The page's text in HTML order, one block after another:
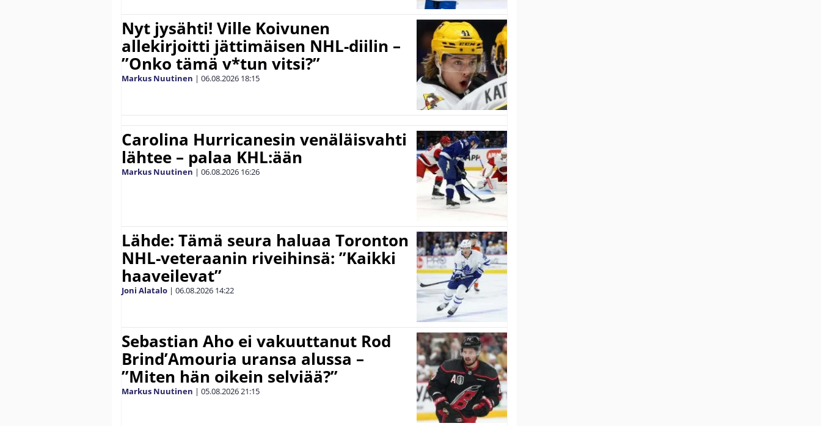
Nyt jysähti! Ville Koivunen
allekirjoitti jättimäisen NHL-diilin –
”Onko tämä v*tun vitsi?”
Markus Nuutinen | 06.08.2026 18:15
Carolina Hurricanesin venäläisvahti
lähtee – palaa KHL:ään
Markus Nuutinen | 06.08.2026 16:26
Lähde: Tämä seura haluaa Toronton
NHL-veteraanin riveihinsä: ”Kaikki
haaveilevat”
Joni Alatalo | 06.08.2026 14:22
Sebastian Aho ei vakuuttanut Rod
Brind’Amouria uransa alussa –
”Miten hän oikein selviää?”
Markus Nuutinen | 05.08.202621:15